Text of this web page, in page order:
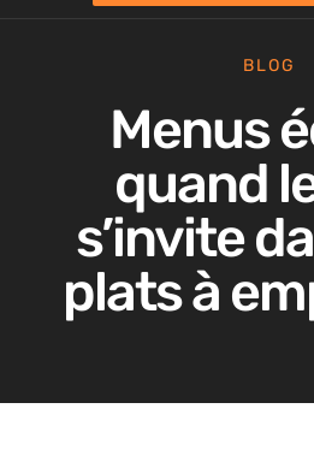
BLOG
Menus
quand
s’invite
plats à